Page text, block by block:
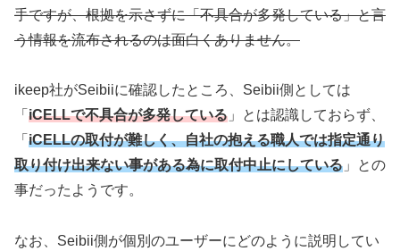
手ですが、根拠を示さずに「不具合が多発している」と言
う情報を流布されるのは面白くありません。
ikeep社がSeibiiに確認したところ、Seibii側としては
「 iCELLで不具合が多発している 」とは認識しておらず、
「 iCELLの取付が難しく、自社の抱える職人では指定通り
取り付け出来ない事がある為に取付中止にしている 」との
事だったようです。
なお、Seibii側が個別のユーザーにどのように説明してい